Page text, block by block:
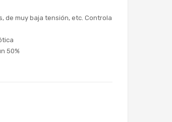
de muy baja tensión, etc. Controla
50%